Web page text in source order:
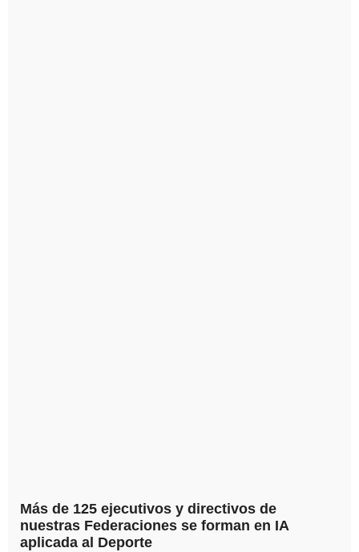
Más de 125 ejecutivos y directivos de
nuestras Federaciones se forman en IA
aplicada al Deporte